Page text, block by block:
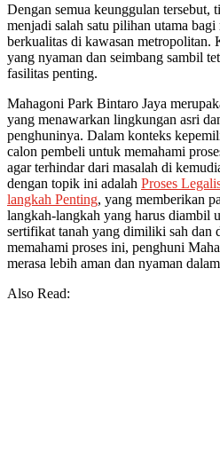
Dengan semua keunggulan tersebut,
menjadi salah satu pilihan utama
berkualitas di kawasan metropolitan.
yang nyaman dan seimbang sambil
fasilitas penting.
Mahagoni Park Bintaro Jaya
yang menawarkan lingkungan asri
penghuninya. Dalam konteks
calon pembeli untuk memahami
agar terhindar dari masalah di
dengan topik ini adalah Proses
langkah Penting, yang memberikan
langkah-langkah yang harus diambil
sertifikat tanah yang dimiliki sah dan
memahami proses ini, penghuni
merasa lebih aman dan nyaman
Also Read: